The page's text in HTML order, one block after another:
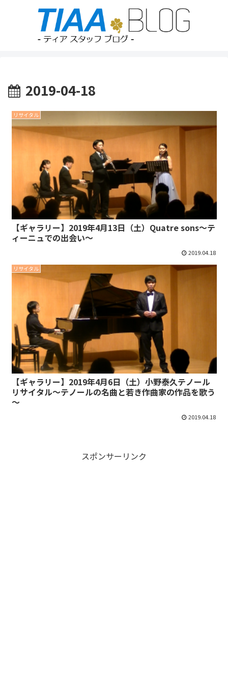
2019-04-18
リサイタル
【ギャラリー】2019年4月13日（土）Quatre sons～テ
ィーニュでの出会い～
2019.04.18
リサイタル
【ギャラリー】2019年4月6日（土）小野泰久テノール
リサイタル～テノールの名曲と若き作曲家の作品を歌う
～
2019.04.18
スポンサーリンク